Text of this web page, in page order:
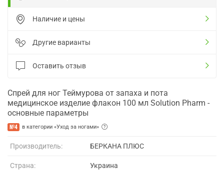
Наличие и цены
Другие варианты
Оставить отзыв
Спрей для ног Теймурова от запаха и пота
медицинское изделие флакон 100 мл Solution Pharm -
основные параметры
№4 в категории «Уход за ногами»
Производитель: БЕРКАНА ПЛЮС
Страна: Украина